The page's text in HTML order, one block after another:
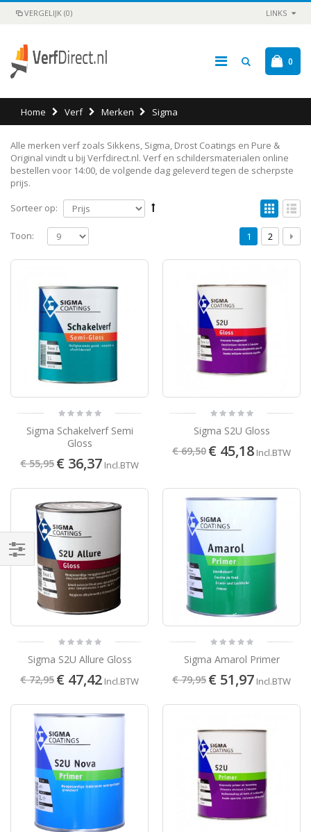
VERGELIJK (0) LINKS
0
Home Verf Merken Sigma
Alle merken verf zoals Sikkens, Sigma, Drost Coatings en Pure &
Original vindt u bij Verfdirect.nl. Verf en schildersmaterialen online
bestellen voor 14:00, de volgende dag geleverd tegen de scherpste
prijs.
Sorteer op:
1 2
Toon:
Sigma Schakelverf Semi
Gloss
€ 55,95 € 36,37 Incl.BTW
Sigma S2U Gloss
€ 69,50 € 45,18 Incl.BTW
Sigma S2U Allure Gloss
€ 72,95 € 47,42 Incl.BTW
Sigma Amarol Primer
€ 79,95 € 51,97 Incl.BTW